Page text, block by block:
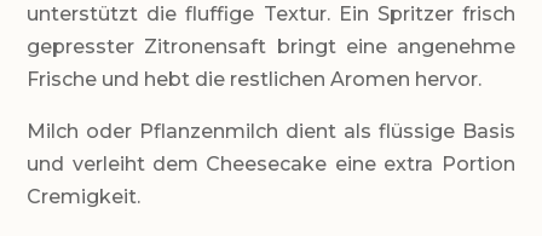
unterstützt die fluffige Textur. Ein Spritzer frisch
gepresster Zitronensaft bringt eine angenehme
Frische und hebt die restlichen Aromen hervor.
Milch oder Pflanzenmilch dient als flüssige Basis
und verleiht dem Cheesecake eine extra Portion
Cremigkeit.